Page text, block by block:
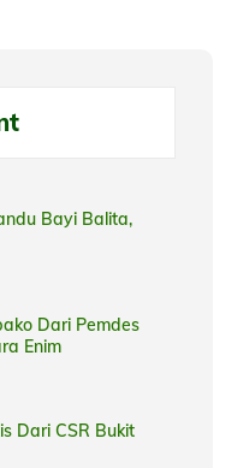
Bayi Balita,
Dari Pemdes
Enim
Dari CSR Bukit